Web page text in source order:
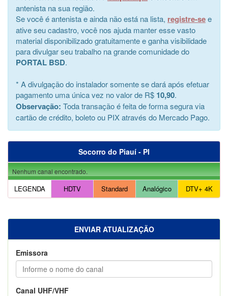
antenista na sua região.
Se você é antenista e ainda não está na lista, registre-see
ative seu cadastro, você nos ajuda manter esse vasto
material disponibilizado gratuitamente e ganha visibilidade
para divulgar seu trabalho na grande comunidade do
PORTAL BSD.
* A divulgação do instalador somente se dará após efetuar
pagamento uma única vez no valor de R$ 10,90.
Observação: Toda transação é feita de forma segura via
cartão de crédito, boleto ou PIX através do Mercado Pago.
Socorro do Piauí - PI
Nenhum canal encontrado.
LEGENDA HDTV Standard Analógico DTV+ 4K
ENVIAR ATUALIZAÇÃO
Emissora
Canal UHF/VHF